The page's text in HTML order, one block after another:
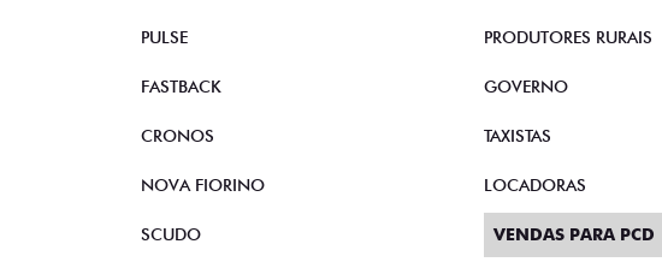
PULSE
FASTBACK
CRONOS
NOVA FIORINO
SCUDO
PRODUTORES RURAIS
GOVERNO
TAXISTAS
LOCADORAS
VENDAS PARA PCD